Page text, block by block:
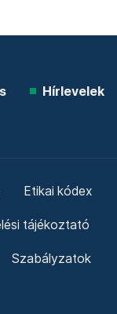
Hírlevelek
Etikai kódex
tájékoztató
Szabályzatok